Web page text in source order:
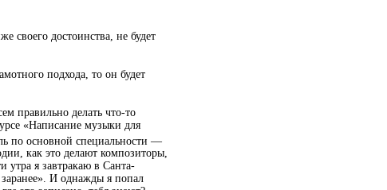
своего достоинства, не будет
подхода, то он будет
правильно делать что-то
«Написание музыки для
по основной специальности —
как это делают композиторы,
утра я завтракаю в Санта-
И однажды я попал